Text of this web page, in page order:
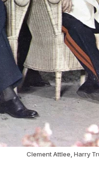
Clement Attlee, Harry